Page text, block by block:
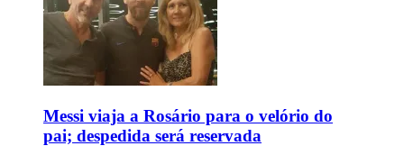
Messi viaja a Rosário para o velório do
pai; despedida será reservada